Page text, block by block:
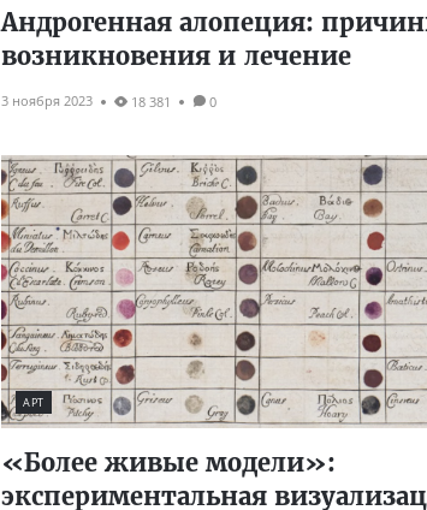
Андрогенная алопеция:
возникновения и лечение
3 ноября 2023 18 381 0
АРТ
«Более живые модели»:
экспериментальная